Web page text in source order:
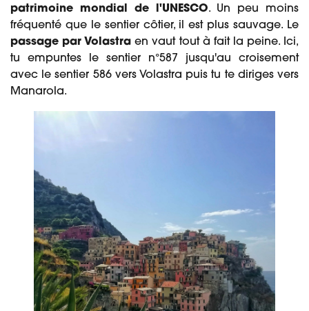
patrimoine mondial de l'UNESCO. Un peu moins
fréquenté que le sentier côtier, il est plus sauvage. Le
passage par Volastra en vaut tout à fait la peine. Ici,
tu empuntes le sentier n°587 jusqu'au croisement
avec le sentier 586 vers Volastra puis tu te diriges vers
Manarola.